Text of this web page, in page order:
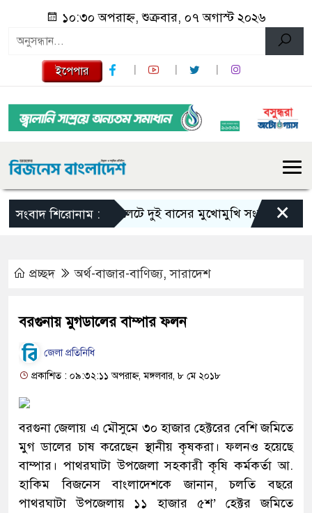
১০:৩০ অপরাহ্ন, শুক্রবার, ০৭ অগাস্ট ২০২৬
ইপেপার
সংবাদ শিরোনাম :সিলেটে দুই বাসের মুখোমুখি সংঘর্ষে নিহত বেড়ে
×
প্রচ্ছদ অর্থ-বাজার-বাণিজ্য,সারাদেশ
বরগুনায় মুগডালের বাম্পার ফলন
জেলা প্রতিনিধি
প্রকাশিত : ০৯:৩২:১১ অপরাহ্ন, মঙ্গলবার, ৮ মে ২০১৮
বরগুনা জেলায় এ মৌসুমে ৩০ হাজার হেক্টরের বেশি জমিতে
মুগ ডালের চাষ করেছেন স্থানীয় কৃষকরা। ফলনও হয়েছে
বাম্পার। পাথরঘাটা উপজেলা সহকারী কৃষি কর্মকর্তা আ.
হাকিম বিজনেস বাংলাদেশকে জানান, চলতি বছরে
পাথরঘাটা উপজেলায় ১১ হাজার ৫শ’ হেক্টর জমিতে